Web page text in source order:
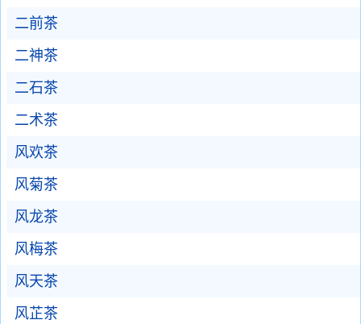
二前茶
二神茶
二石茶
二术茶
风欢茶
风菊茶
风龙茶
风梅茶
风天茶
风芷茶